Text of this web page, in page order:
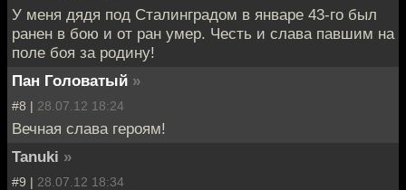
У меня дядя под Сталинградом в январе 43-го был
ранен в бою и от ран умер. Честь и слава павшим на
поле боя за родину!
Пан Головатый »
#8 | 28.07.12 18:24
Вечная слава героям!
Tanuki »
#9 | 28.07.12 18:34